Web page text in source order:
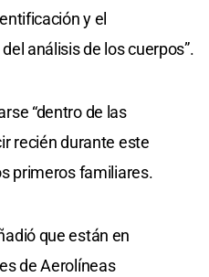
y el
análisis de los cuerpos”.
“dentro de las
recién durante este
primeros familiares.
que están en
de Aerolíneas